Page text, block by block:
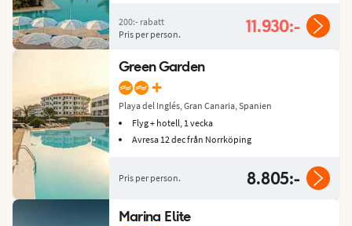
200:- rabatt
Pris per person.
11.930:-
Green Garden
+
Playa del Inglés, Gran Canaria, Spanien
Flyg + hotell, 1 vecka
Avresa 12 dec från Norrköping
Pris per person. 8.805:-
Marina Elite